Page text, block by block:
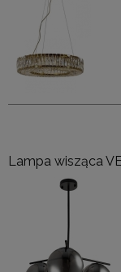
Lampa wisząca